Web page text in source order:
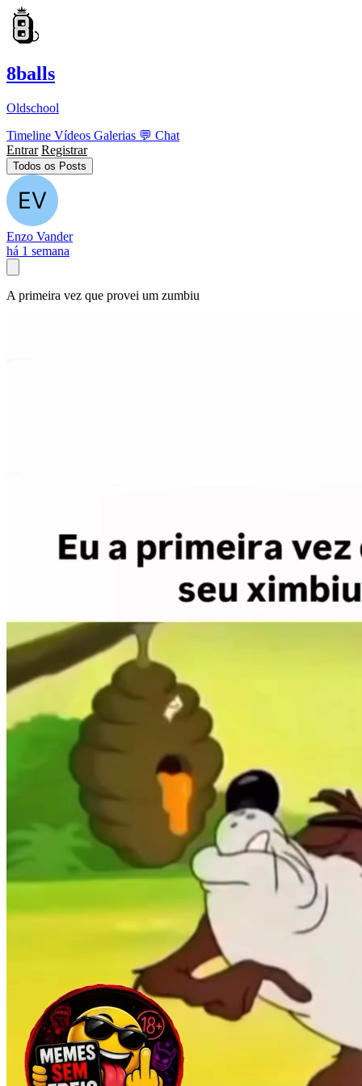
8balls
Oldschool
Timeline Vídeos Galerias 💬 Chat
Entrar Registrar
Todos os Posts
Enzo Vander
há 1 semana
A primeira vez que provei um zumbiu